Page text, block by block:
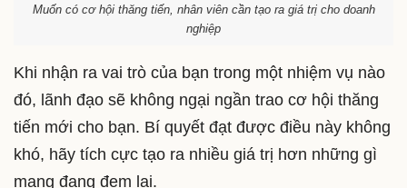
Muốn có cơ hội thăng tiến, nhân viên cần tạo ra giá trị cho doanh
nghiệp
Khi nhận ra vai trò của bạn trong một nhiệm vụ nào
đó, lãnh đạo sẽ không ngại ngần trao cơ hội thăng
tiến mới cho bạn. Bí quyết đạt được điều này không
khó, hãy tích cực tạo ra nhiều giá trị hơn những gì
mang đang đem lại.